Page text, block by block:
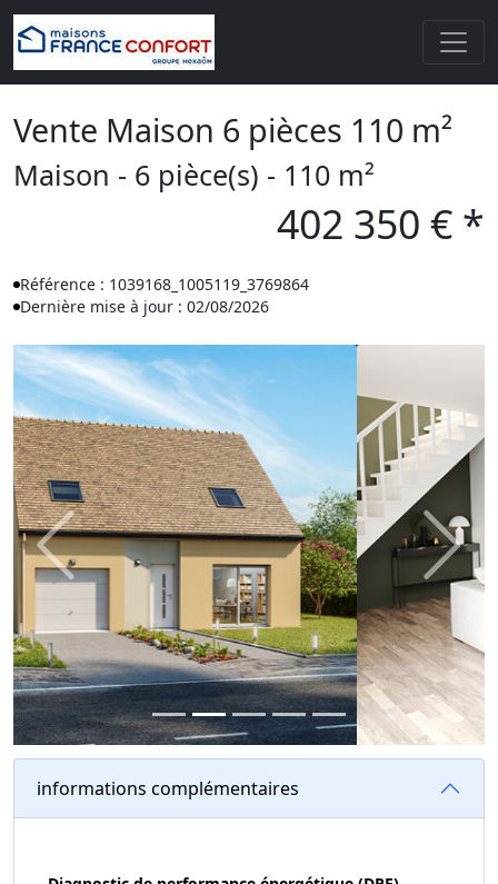
Vente Maison 6 pièces 110 m²
Maison - 6 pièce(s) - 110 m²
402 350 € *
Référence : 1039168_1005119_3769864
Dernière mise à jour : 02/08/2026
Previous Next
informations complémentaires